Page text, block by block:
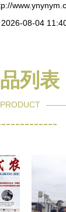
08-04
列表
PRODUCT